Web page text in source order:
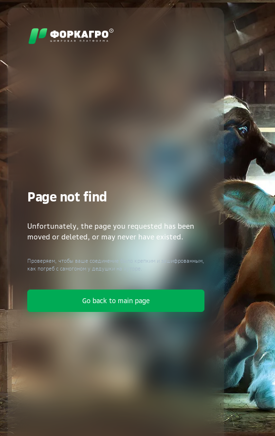
Page not find
Unfortunately, the page you requested has been
moved or deleted, or may never have existed.
Проверяем, чтобы ваше соединение было крепким и зашифрованным,
как погреб с самогоном у дедушки на хуторе.
Go back to main page